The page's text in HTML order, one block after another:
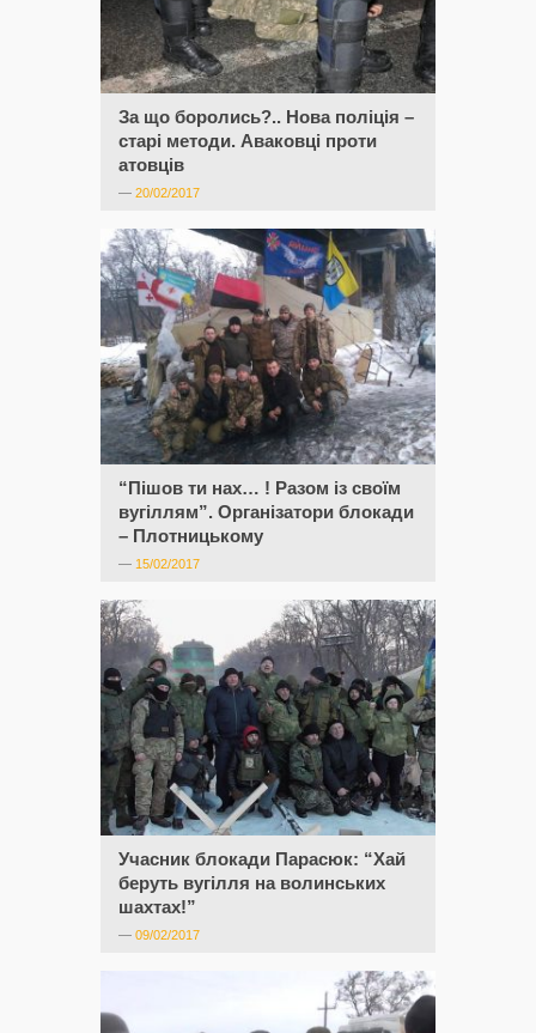
За що боролись?.. Нова поліція –
старі методи. Аваковці проти
атовців
— 20/02/2017
“Пішов ти нах… ! Разом із своїм
вугіллям”. Організатори блокади
– Плотницькому
— 15/02/2017
Учасник блокади Парасюк: “Хай
беруть вугілля на волинських
шахтах!”
— 09/02/2017